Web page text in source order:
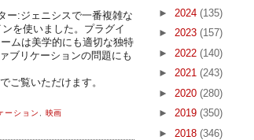
ー:ジェニシスで一番複雑な
を使いました。 プラグイ
ムは美学的にも適切な独特
ブリケーションの問題にも
ご覧いただけます。
ーション 映画
► 2024 (135)
► 2023 (157)
► 2022 (140)
► 2021 (243)
► 2020 (280)
► 2019 (350)
► 2018 (346)